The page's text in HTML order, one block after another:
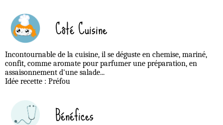
Côté Cuisine
Incontournable de la cuisine, il se déguste en chemise, mariné,
confit, comme aromate pour parfumer une préparation, en
assaisonnement d'une salade...
Idée recette : Préfou
Bénéfices